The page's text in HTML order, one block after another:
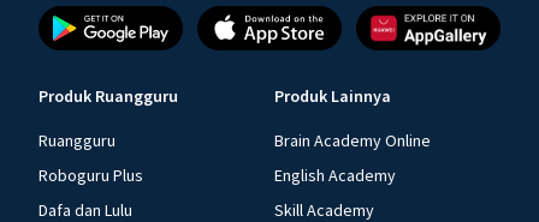
Produk Ruangguru
Ruangguru
Roboguru Plus
Dafa dan Lulu
Produk Lainnya
Brain Academy Online
English Academy
Skill Academy